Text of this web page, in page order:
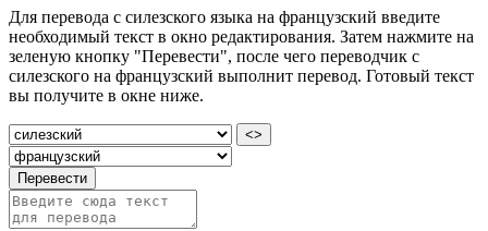
Для перевода с силезского языка на французский введите
необходимый текст в окно редактирования. Затем нажмите на
зеленую кнопку "Перевести", после чего переводчик с
силезского на французский выполнит перевод. Готовый текст
вы получите в окне ниже.
<>
Перевести